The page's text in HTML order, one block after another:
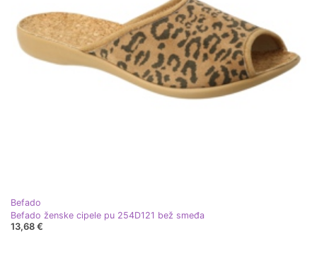
Befado
Befado ženske cipele pu 254D121 bež smeđa
13,68 €